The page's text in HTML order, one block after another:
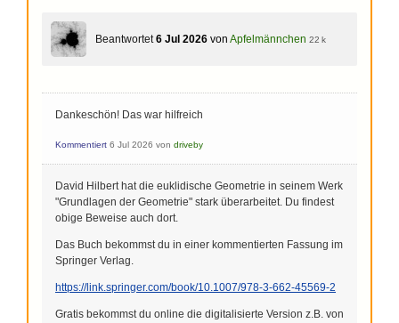
Beantwortet 6 Jul 2026 von Apfelmännchen 22 k
Dankeschön! Das war hilfreich
Kommentiert 6 Jul 2026 von driveby
David Hilbert hat die euklidische Geometrie in seinem Werk
"Grundlagen der Geometrie" stark überarbeitet. Du findest
obige Beweise auch dort.
Das Buch bekommst du in einer kommentierten Fassung im
Springer Verlag.
https://link.springer.com/book/10.1007/978-3-662-45569-2
Gratis bekommst du online die digitalisierte Version z.B. von